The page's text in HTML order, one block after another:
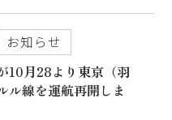
お知らせ
10月28より東京（羽
ル線を運航再開しま
ラニ
スパ